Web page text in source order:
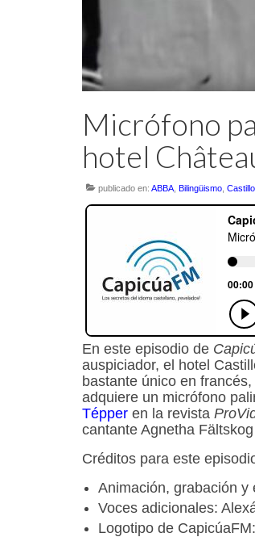
Micrófono
hotel
publicado en: ABBA Bilingüismo
En este episodio de
auspiciador, el hotel
bastante único en
adquiere un micrófono
Tépper en la revista
cantante Agnetha
Créditos para este
Animación, grabación y
Voces adicionales:
Logotipo de